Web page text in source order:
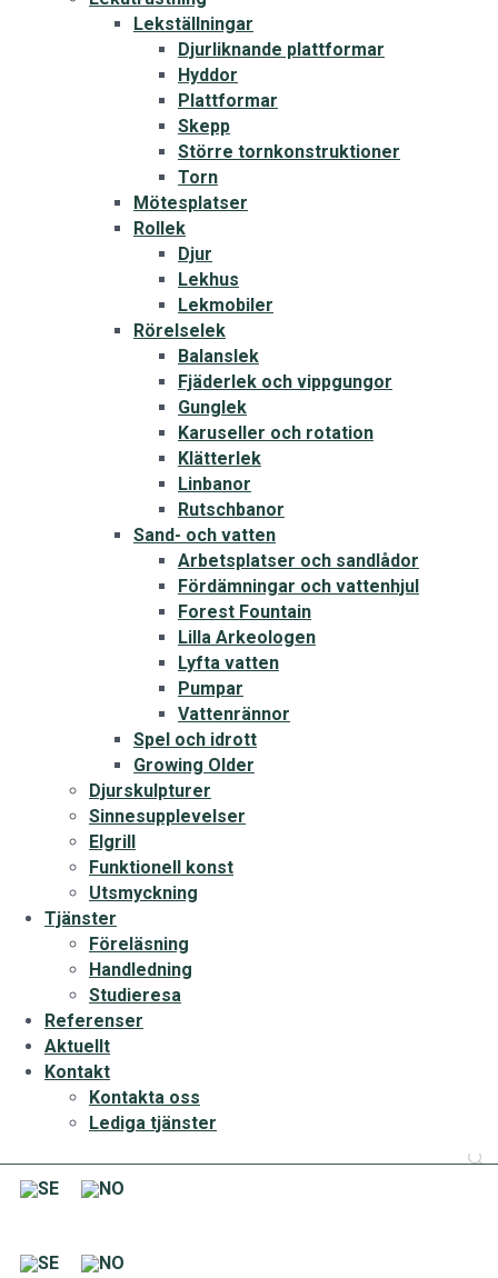
Lekställningar
Djurliknande plattformar
Hyddor
Plattformar
Skepp
Större tornkonstruktioner
Torn
Mötesplatser
Rollek
Djur
Lekhus
Lekmobiler
Rörelselek
Balanslek
Fjäderlek och vippgungor
Gunglek
Karuseller och rotation
Klätterlek
Linbanor
Rutschbanor
Sand- och vatten
Arbetsplatser och sandlådor
Fördämningar och vattenhjul
Forest Fountain
Lilla Arkeologen
Lyfta vatten
Pumpar
Vattenrännor
Spel och idrott
Growing Older
Djurskulpturer
Sinnesupplevelser
Elgrill
Funktionell konst
Utsmyckning
Tjänster
Föreläsning
Handledning
Studieresa
Referenser
Aktuellt
Kontakt
Kontakta oss
Lediga tjänster